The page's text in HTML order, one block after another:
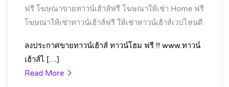
ฟรี โฆษณาขายทาวน์เฮ้าส์ฟรี โฆษณาให้เช่า Home ฟรี
โฆษณาให้เช่าทาวน์เฮ้าส์ฟรี ให้เช่าทาวน์เฮ้าส์เวปไหนดี
ลงประกาศขายทาวน์เฮ้าส์ ทาวน์โฮม ฟรี !! www.ทาวน์
เฮ้าส์ไ […]
Read More